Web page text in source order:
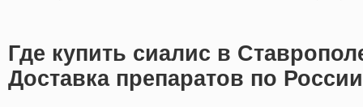
Где купить сиалис в
Доставка препаратов по России